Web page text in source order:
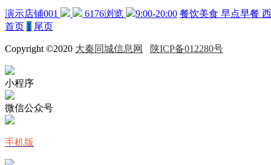
演示店铺001 6176浏览 9:00-20:00 餐饮美食 早点早餐
首页 1 尾页
Copyright ©2020 大秦同城信息网 陕ICP备012280号
小程序
微信公众号
手机版